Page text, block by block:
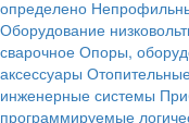
определено
Оборудование
сварочное Опоры,
аксессуары
инженерные системы
программируемые